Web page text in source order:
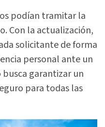
podían tramitar la
Con la actualización,
solicitante de forma
personal ante un
garantizar un
para todas las